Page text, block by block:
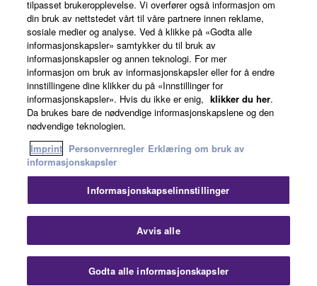
Norge - Norwegian
Virksomhet
Kontakt ossVilkår for brukPersonvernregler
Erklæring om bruk av informasjonskapslerImprint
© Yamaha Corporation.
tilpasset brukeropplevelse. Vi overfører også informasjon om
din bruk av nettstedet vårt til våre partnere innen reklame,
sosiale medier og analyse. Ved å klikke på «Godta alle
informasjonskapsler» samtykker du til bruk av
informasjonskapsler og annen teknologi. For mer
informasjon om bruk av informasjonskapsler eller for å endre
innstillingene dine klikker du på «Innstillinger for
informasjonskapsler». Hvis du ikke er enig, klikker du her.
Da brukes bare de nødvendige informasjonskapslene og den
nødvendige teknologien.
Imprint Personvernregler Erklæring om bruk av
informasjonskapsler
Informasjonskapselinnstillinger
Avvis alle
Godta alle informasjonskapsler